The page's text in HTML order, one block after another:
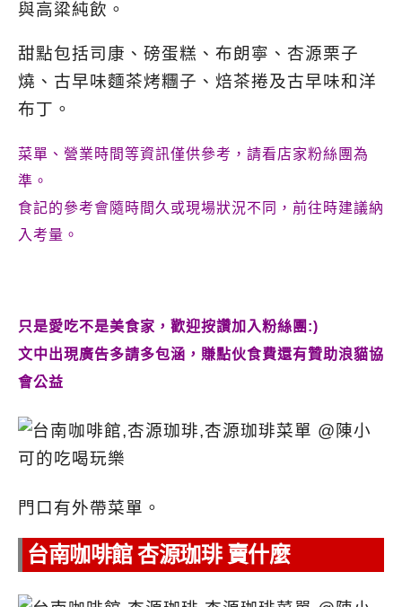
與高粱純飲。
甜點包括司康、磅蛋糕、布朗寧、杏源栗子
燒、古早味麵茶烤糰子、焙茶捲及古早味和洋
布丁。
菜單、營業時間等資訊僅供參考，請看店家粉絲團為
準。
食記的參考會隨時間久或現場狀況不同，前往時建議納
入考量。
只是愛吃不是美食家，歡迎按讚加入粉絲團:)
文中出現廣告多請多包涵，賺點伙食費還有贊助浪貓協
會公益
門口有外帶菜單。
台南咖啡館 杏源珈琲 賣什麼